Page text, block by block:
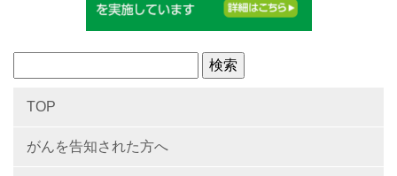
TOP
がんを告知された方へ